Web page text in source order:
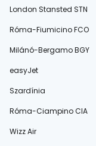
London Stansted STN
Róma-Fiumicino FCO
Milánó-Bergamo BGY
easyJet
Szardínia
Róma-Ciampino CIA
Wizz Air